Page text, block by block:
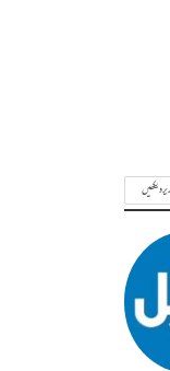
دیکھیں